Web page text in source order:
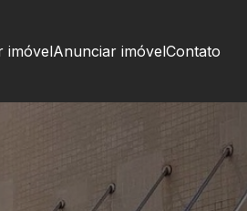
imóvelAnunciar imóvelContato